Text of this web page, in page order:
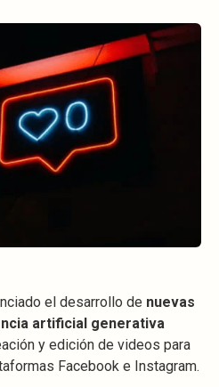
el desarrollo de nuevas
artificial generativa
y edición de videos para
Facebook e Instagram.